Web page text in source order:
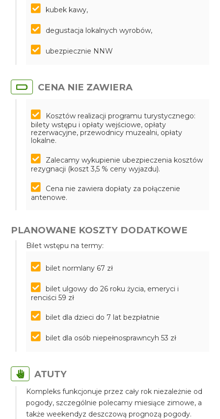
kubek kawy,
degustacja lokalnych wyrobów,
ubezpiecznie NNW
CENA NIE ZAWIERA
Kosztów realizacji programu turystycznego:
bilety wstępu i opłaty wejściowe, opłaty
rezerwacyjne, przewodnicy muzealni, opłaty
lokalne.
Zalecamy wykupienie ubezpieczenia kosztów
rezygnacji (koszt 3,5 % ceny wyjazdu).
Cena nie zawiera dopłaty za połączenie
antenowe.
PLANOWANE KOSZTY DODATKOWE
Bilet wstępu na termy:
bilet normlany 67 zł
bilet ulgowy do 26 roku życia, emeryci i
renciści 59 zł
bilet dla dzieci do 7 lat bezpłatnie
bilet dla osób niepełnosprawncyh 53 zł
ATUTY
Kompleks funkcjonuje przez cały rok niezależnie od
pogody, szczególnie polecamy miesiące zimowe, a
także weekendyz deszczową prognozą pogody.